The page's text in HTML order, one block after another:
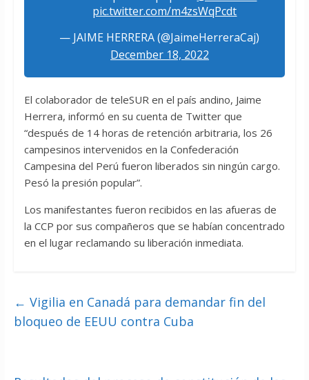
pic.twitter.com/m4zsWqPcdt
— JAIME HERRERA (@JaimeHerreraCaj)
December 18, 2022
El colaborador de teleSUR en el país andino, Jaime
Herrera, informó en su cuenta de Twitter que
“después de 14 horas de retención arbitraria, los 26
campesinos intervenidos en la Confederación
Campesina del Perú fueron liberados sin ningún cargo.
Pesó la presión popular”.
Los manifestantes fueron recibidos en las afueras de
la CCP por sus compañeros que se habían concentrado
en el lugar reclamando su liberación inmediata.
← Vigilia en Canadá para demandar fin del
bloqueo de EEUU contra Cuba